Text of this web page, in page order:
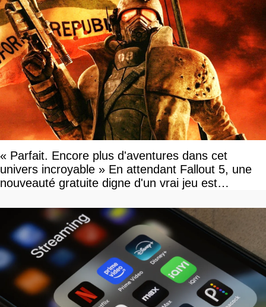
« Parfait. Encore plus d'aventures dans cet
univers incroyable » En attendant Fallout 5, une
nouveauté gratuite digne d'un vrai jeu est